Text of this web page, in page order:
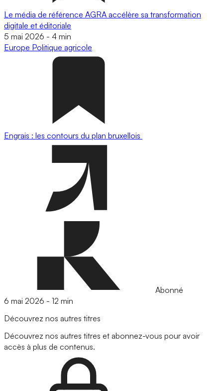
Le média de référence AGRA accélère sa transformation
digitale et éditoriale
5 mai 2026 - 4 min
Europe Politique agricole
Engrais : les contours du plan bruxellois
Abonné
6 mai 2026 - 12 min
Découvrez nos autres titres
Découvrez nos autres titres et abonnez-vous pour avoir
accès à plus de contenus.